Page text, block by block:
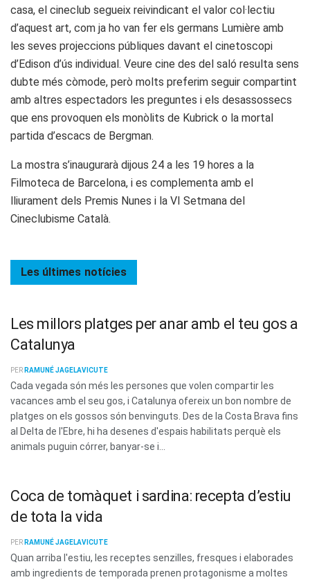
casa, el cineclub segueix reivindicant el valor col·lectiu
d’aquest art, com ja ho van fer els germans Lumière amb
les seves projeccions públiques davant el cinetoscopi
d’Edison d’ús individual. Veure cine des del saló resulta sens
dubte més còmode, però molts preferim seguir compartint
amb altres espectadors les preguntes i els desassossecs
que ens provoquen els monòlits de Kubrick o la mortal
partida d’escacs de Bergman.
La mostra s’inaugurarà dijous 24 a les 19 hores a la
Filmoteca de Barcelona, i es complementa amb el
lliurament dels Premis Nunes i la VI Setmana del
Cineclubisme Català.
Les últimes notícies
Les millors platges per anar amb el teu gos a
Catalunya
PER RAMUNÉ JAGELAVICUTE
Cada vegada són més les persones que volen compartir les
vacances amb el seu gos, i Catalunya ofereix un bon nombre de
platges on els gossos són benvinguts. Des de la Costa Brava fins
al Delta de l'Ebre, hi ha desenes d'espais habilitats perquè els
animals puguin córrer, banyar-se i...
Coca de tomàquet i sardina: recepta d’estiu
de tota la vida
PER RAMUNÉ JAGELAVICUTE
Quan arriba l'estiu, les receptes senzilles, fresques i elaborades
amb ingredients de temporada prenen protagonisme a moltes